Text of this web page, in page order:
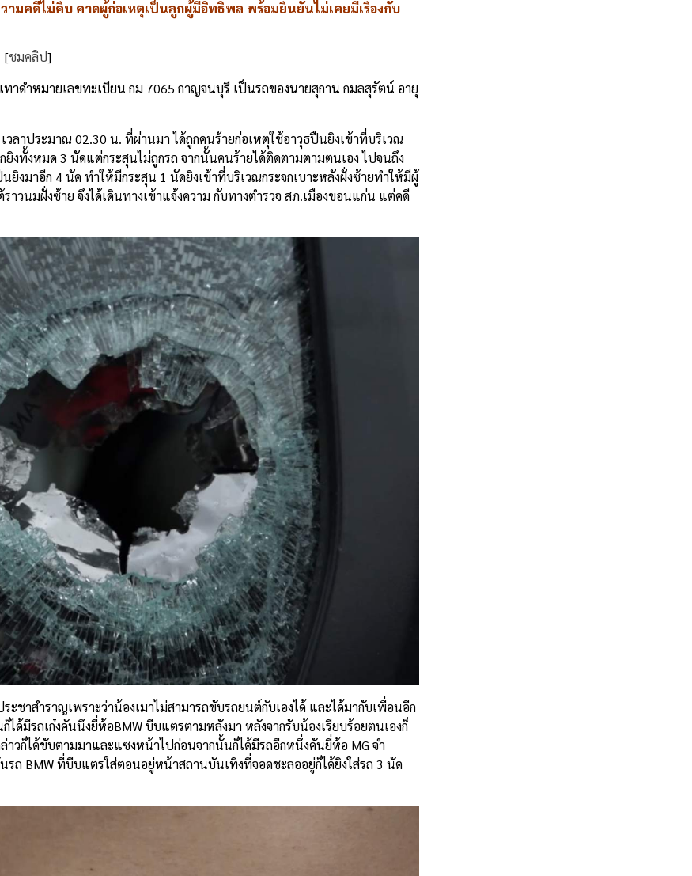
ามคดีไม่คืบ คาดผู้ก่อเหตุเป็นลูกผู้มีอิทธิพล พร้อมยืนยันไม่เคยมีเรื่องกับ
[ชมคลิป]
ทาดำหมายเลขทะเบียน กม 7065 กาญจนบุรี เป็นรถของนายสุกาน กมลสุรัตน์ อายุ
เวลาประมาณ 02.30 น. ที่ผ่านมา ได้ถูกคนร้ายก่อเหตุใช้อาวุธปืนยิงเข้าที่บริเวณ
ยิงทั้งหมด 3 นัดแต่กระสุนไม่ถูกรถ จากนั้นคนร้ายได้ติดตามตามตนเอง ไปจนถึง
ยิงมาอีก 4นัด ทำให้มีกระสุน 1 นัดยิงเข้าที่บริเวณกระจกเบาะหลังฝั่งซ้ายทำให้มีผู้
ราวนมฝั่งซ้าย จึงได้เดินทางเข้าแจ้งความ กับทางตำรวจ สภ.เมืองขอนแก่น แต่คดี
ะชาสำราญเพราะว่าน้องเมาไม่สามารถขับรถยนต์กับเองได้ และได้มากับเพื่อนอีก
ได้มีรถเก๋งคันนึงยี่ห้อBMWบีบแตรตามหลังมา หลังจากรับน้องเรียบร้อยตนเองก็
าวก็ได้ขับตามมาและแซงหน้าไปก่อนจากนั้นก็ได้มีรถอีกหนึ่งคันยี่ห้อ MG จำ
รถ BMWที่บีบแตรใส่ตอนอยู่หน้าสถานบันเทิงที่จอดชะลออยู่ก็ได้ยิงใส่รถ 3 นัด